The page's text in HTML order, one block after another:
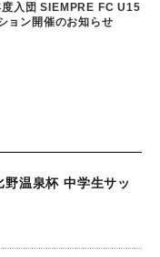
入団 SIEMPRE FC U15
ョン開催のお知らせ
温泉杯 中学生サッ